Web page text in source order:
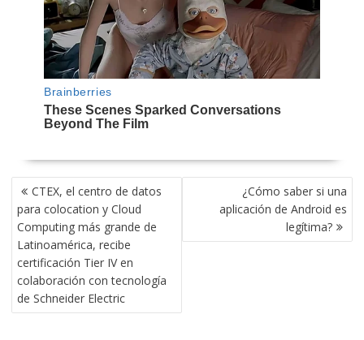
NAVEGACIÓN
DE
ENTRADAS
CTEX, el centro de datos
para colocation y Cloud
Computing más grande de
Latinoamérica, recibe
certificación Tier IV en
colaboración con tecnología
de Schneider Electric
¿Cómo saber si una
aplicación de Android es
legítima?